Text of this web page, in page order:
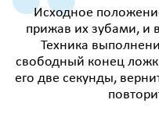
Исходное
прижав их зубами, и
Техника
свободный конец
его две секунды,